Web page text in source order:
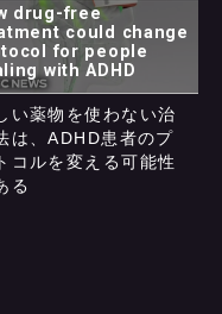
drug-free
could change
for people
with ADHD
い薬物を使わない治
は、ADHD患者のプ
コルを変える可能性
る